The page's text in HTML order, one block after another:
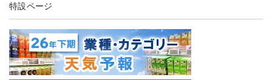
特設ページ